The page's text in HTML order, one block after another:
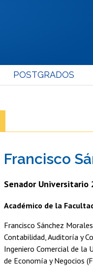
POSTGRADOS
Francisco
Senador Universitario
Académico de la
Francisco Sánchez
Contabilidad, Auditoría y
Ingeniero Comercial de la
de Economía y Negocios